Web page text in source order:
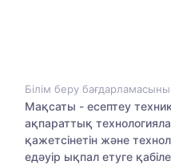
Білім беру
Мақсаты - есептеу
ақпараттық
қажетсiнетiн және
едәуiр ықпал етуге